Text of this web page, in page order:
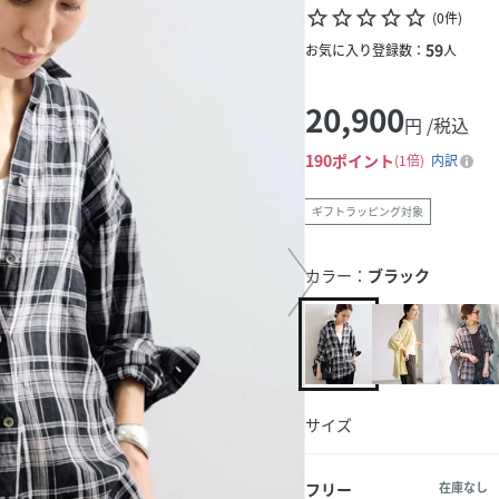
star_borderstar_borderstar_borderstar_borderstar_border (0件)
お気に入り登録数： 59人
20,900円 /税込
190ポイント 1倍 内訳
ギフトラッピング対象
カラー： ブラック
サイズ
フリー 在庫なし